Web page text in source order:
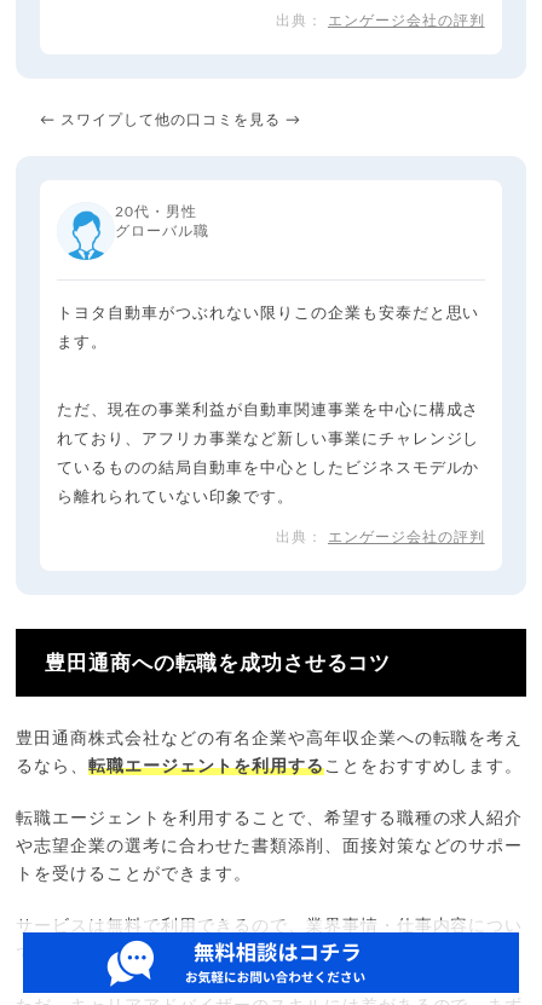
エンゲージ会社の評判
← スワイプして他の口コミを見る →
20代・男性
グローバル職
トヨタ自動車がつぶれない限りこの企業も安泰だと思い
ます。
ただ、現在の事業利益が自動車関連事業を中心に構成さ
れており、アフリカ事業など新しい事業にチャレンジし
ているものの結局自動車を中心としたビジネスモデルか
ら離れられていない印象です。
エンゲージ会社の評判
豊田通商への転職を成功させるコツ
豊田通商株式会社などの有名企業や高年収企業への転職を考え
るなら、転職エージェントを利用することをおすすめします。
転職エージェントを利用することで、希望する職種の求人紹介
や志望企業の選考に合わせた書類添削、面接対策などのサポー
トを受けることができます。
サービスは無料で利用できるので、業界事情・仕事内容につい
てもアドバイスしてもらえます。